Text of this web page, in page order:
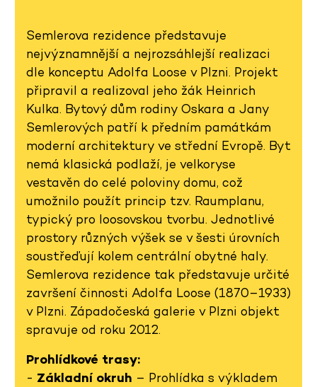
Semlerova rezidence představuje
nejvýznamnější a nejrozsáhlejší realizaci
dle konceptu Adolfa Loose v Plzni. Projekt
připravil a realizoval jeho žák Heinrich
Kulka. Bytový dům rodiny Oskara a Jany
Semlerových patří k předním památkám
moderní architektury ve střední Evropě. Byt
nemá klasická podlaží, je velkoryse
vestavěn do celé poloviny domu, což
umožnilo použít princip tzv. Raumplanu,
typický pro loosovskou tvorbu. Jednotlivé
prostory různých výšek se v šesti úrovních
soustřeďují kolem centrální obytné haly.
Semlerova rezidence tak představuje určité
završení činnosti Adolfa Loose (1870–1933)
v Plzni. Západočeská galerie v Plzni objekt
spravuje od roku 2012.
Prohlídkové trasy:
- Základní okruh – Prohlídka s výkladem